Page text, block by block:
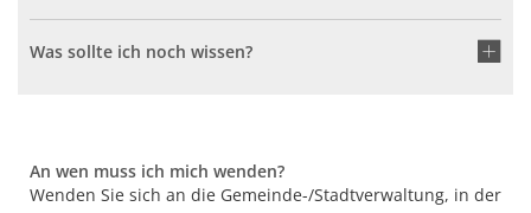
Was sollte ich noch wissen?
An wen muss ich mich wenden?
Wenden Sie sich an die Gemeinde-/Stadtverwaltung, in der